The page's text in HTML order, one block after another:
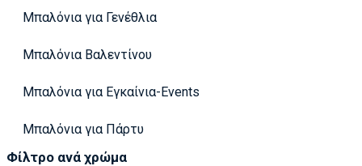
Μπαλόνια για Γενέθλια
Μπαλόνια Βαλεντίνου
Μπαλόνια για Εγκαίνια-Events
Μπαλόνια για Πάρτυ
Φίλτρο ανά χρώμα